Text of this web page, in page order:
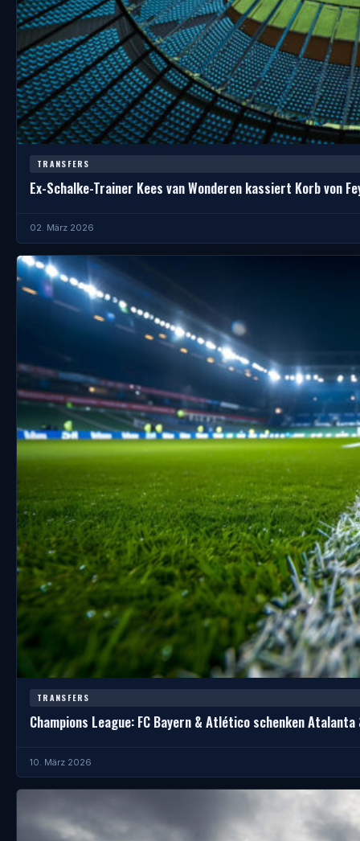
TRANSFERS
Ex-Schalke-Trainer Kees van Wonderen kassiert Korb von
02. März 2026
TRANSFERS
Champions League: FC Bayern & Atlético schenken
10. März 2026